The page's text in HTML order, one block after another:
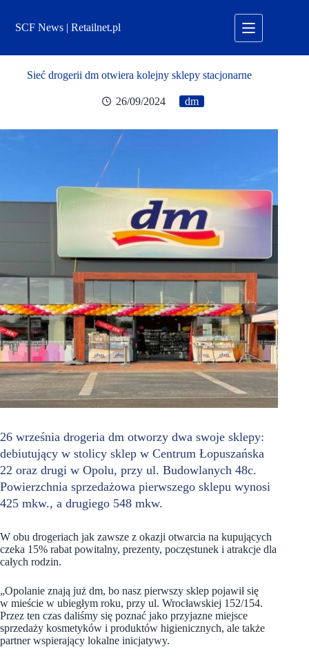
treściSCF News | Retailnet.pl
Sieć drogerii dm otwiera kolejny sklepy stacjonarne
26/09/2024 dm
26 września drogeria dm otworzy dwa swoje sklepy:
debiutujący w stolicy sklep w Centrum Łopuszańska
22 oraz drugi w Opolu, przy ul. Budowlanych 48c.
Powierzchnia sprzedażowa pierwszego sklepu wynosi
425 mkw., a drugiego 548 mkw.
W obu drogeriach jak zawsze z okazji otwarcia na kupujących
czeka 15% rabat powitalny, prezenty, poczęstunek i atrakcje dla
całych rodzin.
„Opolanie znają już dm, bo nasz pierwszy sklep pojawił się
w mieście w ubiegłym roku, przy ul. Wrocławskiej 152/154.
Przez ten czas daliśmy się poznać jako przyjazne miejsce
sprzedaży kosmetyków i produktów higienicznych, ale także
partner wspierający lokalne inicjatywy.